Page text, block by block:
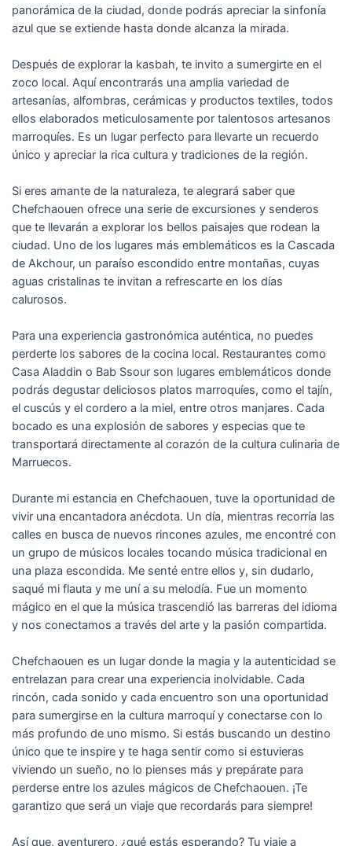
panorámica de la ciudad, donde podrás apreciar la sinfonía
azul que se extiende hasta donde alcanza la mirada.
Después de explorar la kasbah, te invito a sumergirte en el
zoco local. Aquí encontrarás una amplia variedad de
artesanías, alfombras, cerámicas y productos textiles, todos
ellos elaborados meticulosamente por talentosos artesanos
marroquíes. Es un lugar perfecto para llevarte un recuerdo
único y apreciar la rica cultura y tradiciones de la región.
Si eres amante de la naturaleza, te alegrará saber que
Chefchaouen ofrece una serie de excursiones y senderos
que te llevarán a explorar los bellos paisajes que rodean la
ciudad. Uno de los lugares más emblemáticos es la Cascada
de Akchour, un paraíso escondido entre montañas, cuyas
aguas cristalinas te invitan a refrescarte en los días
calurosos.
Para una experiencia gastronómica auténtica, no puedes
perderte los sabores de la cocina local. Restaurantes como
Casa Aladdin o Bab Ssour son lugares emblemáticos donde
podrás degustar deliciosos platos marroquíes, como el tajín,
el cuscús y el cordero a la miel, entre otros manjares. Cada
bocado es una explosión de sabores y especias que te
transportará directamente al corazón de la cultura culinaria de
Marruecos.
Durante mi estancia en Chefchaouen, tuve la oportunidad de
vivir una encantadora anécdota. Un día, mientras recorría las
calles en busca de nuevos rincones azules, me encontré con
un grupo de músicos locales tocando música tradicional en
una plaza escondida. Me senté entre ellos y, sin dudarlo,
saqué mi flauta y me uní a su melodía. Fue un momento
mágico en el que la música trascendió las barreras del idioma
y nos conectamos a través del arte y la pasión compartida.
Chefchaouen es un lugar donde la magia y la autenticidad se
entrelazan para crear una experiencia inolvidable. Cada
rincón, cada sonido y cada encuentro son una oportunidad
para sumergirse en la cultura marroquí y conectarse con lo
más profundo de uno mismo. Si estás buscando un destino
único que te inspire y te haga sentir como si estuvieras
viviendo un sueño, no lo pienses más y prepárate para
perderse entre los azules mágicos de Chefchaouen. ¡Te
garantizo que será un viaje que recordarás para siempre!
Así que, aventurero, ¿qué estás esperando? Tu viaje a